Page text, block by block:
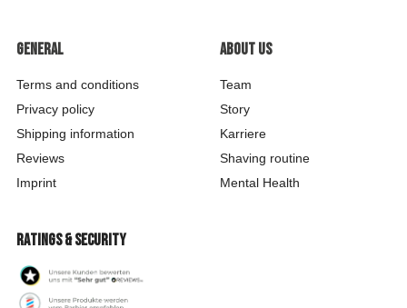
General
Terms and conditions
Privacy policy
Shipping information
Reviews
Imprint
About us
Team
Story
Karriere
Shaving routine
Mental Health
Ratings & security